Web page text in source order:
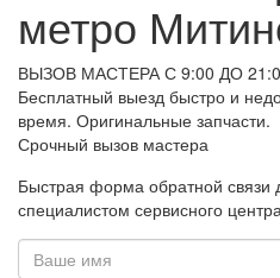
метро
ВЫЗОВ МАСТЕРА С 9:00 ДО
Бесплатный выезд быстро и
время. Оригинальные запчасти.
Срочный вызов мастера
Быстрая форма обратной связи
специалистом сервисного